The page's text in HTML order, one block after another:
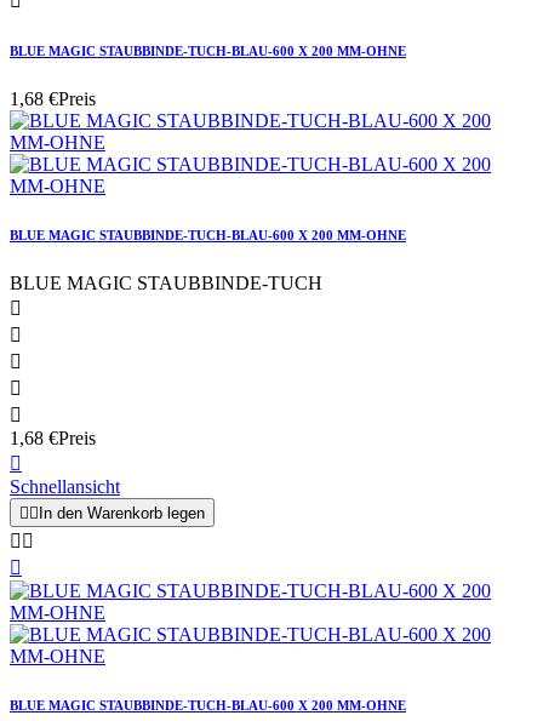
BLUE MAGIC STAUBBINDE-TUCH-BLAU-600 X 200 MM-OHNE
1,68 €Preis
BLUE MAGIC STAUBBINDE-TUCH-BLAU-600 X 200 MM-OHNE
BLUE MAGIC STAUBBINDE-TUCH





1,68 €Preis

Schnellansicht
  In den Warenkorb legen
 

BLUE MAGIC STAUBBINDE-TUCH-BLAU-600 X 200 MM-OHNE